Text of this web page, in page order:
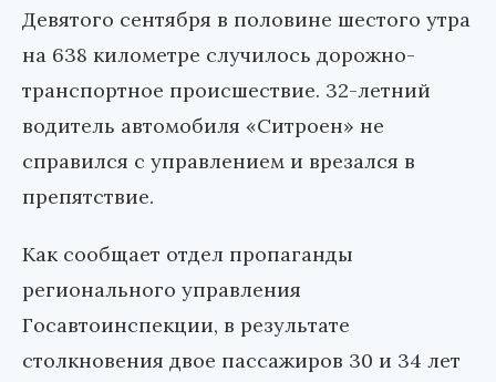
Девятого сентября в половине шестого утра
на 638 километре случилось дорожно-
транспортное происшествие. 32-летний
водитель автомобиля «Ситроен» не
справился с управлением и врезался в
препятствие.
Как сообщает отдел пропаганды
регионального управления
Госавтоинспекции, в результате
столкновения двое пассажиров 30 и 34 лет